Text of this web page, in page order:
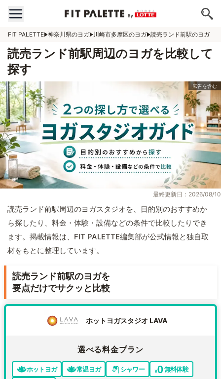
FIT PALETTE 神奈川県のヨガ 川崎市多摩区のヨガ 読売ランド前駅のヨガ
読売ランド前駅周辺のヨガを比較して
探す
最終更新日：2026/08/10
読売ランド前駅周辺のヨガスタジオを、目的別のおすすめか
ら探したり、料金・体験・設備などの条件で比較したりでき
ます。掲載情報は、FIT PALETTE編集部が公式情報と独自取
材をもとに整理しています。
読売ランド前駅のヨガを
要点だけでサクッと比較
ホットヨガスタジオ LAVA
選べる料金プラン
ホットヨガ 常温ヨガ シャワー
無料体験